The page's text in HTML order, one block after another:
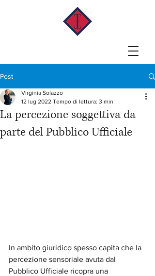
Post
La percezione soggettiva da
parte del Pubblico Ufficiale
Virginia Solazzo
12 lug 2022 Tempo di lettura: 3 min
In ambito giuridico spesso capita che la
percezione sensoriale avuta dal
Pubblico Ufficiale ricopra una